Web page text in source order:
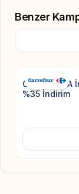
Benzer
CarrefourSA
%35 İndirim